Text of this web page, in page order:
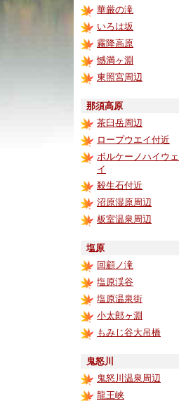
華厳の滝
いろは坂
霧降高原
憾満ヶ淵
東照宮周辺
那須高原
茶臼岳周辺
ロープウエイ付近
ボルケーノハイウェ
イ
殺生石付近
沼原湿原周辺
板室温泉周辺
塩原
回顧ノ滝
塩原渓谷
塩原温泉街
小太郎ヶ淵
もみじ谷大吊橋
鬼怒川
鬼怒川温泉周辺
龍王峡